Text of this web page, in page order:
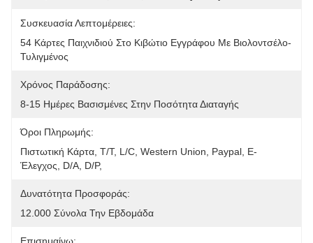
Συσκευασία Λεπτομέρειες:
54 Κάρτες Παιχνιδιού Στο Κιβώτιο Εγγράφου Με Βιολοντσέλο-
Τυλιγμένος
Χρόνος Παράδοσης:
8-15 Ημέρες Βασισμένες Στην Ποσότητα Διαταγής
Όροι Πληρωμής:
Πιστωτική Κάρτα, T/T, L/C, Western Union, Paypal, Ε-
Έλεγχος, D/A, D/P,
Δυνατότητα Προσφοράς:
12.000 Σύνολα Την Εβδομάδα